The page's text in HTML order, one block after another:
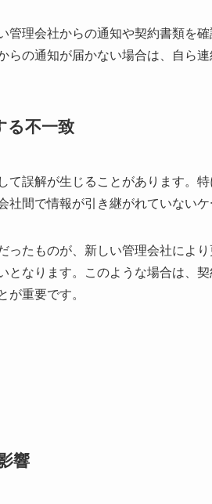
管理会社からの通知や契約書類を
の通知が届かない場合は、自ら連
る不一致
て誤解が生じることがあります。
間で情報が引き継がれていないケ
ったものが、新しい管理会社によ
となります。このような場合は、
重要です。
響